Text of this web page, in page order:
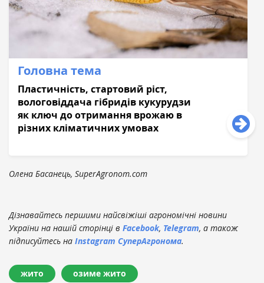
Головна тема
Пластичність, стартовий ріст,
вологовіддача гібридів кукурудзи
як ключ до отримання врожаю в
різних кліматичних умовах
Олена Басанець, SuperAgronom.com
Дізнавайтесь першими найсвіжіші агрономічні новини
України на нашій сторінці в Facebook, Telegram, а також
підписуйтесь на Instagram СуперАгронома.
жито озиме жито